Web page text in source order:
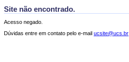
Site não encontrado.
Acesso negado.
Dúvidas entre em contato pelo e-mail ucsite@ucs.br